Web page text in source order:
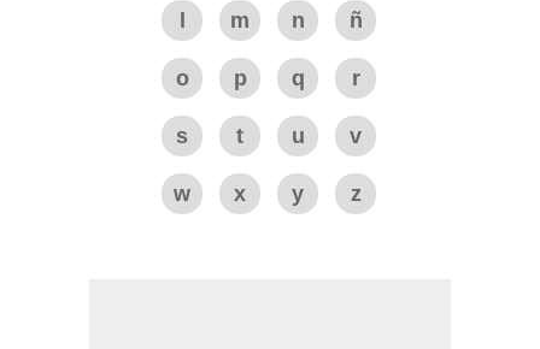
m n ñ
o p q r
s t u v
w x y z